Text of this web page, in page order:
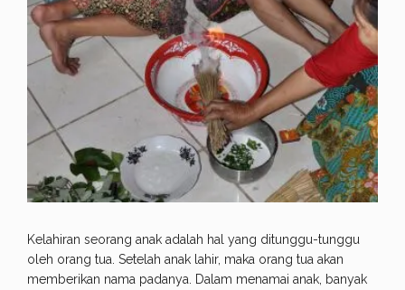
Kelahiran seorang anak adalah hal yang ditunggu-tunggu
oleh orang tua. Setelah anak lahir, maka orang tua akan
memberikan nama padanya. Dalam menamai anak, banyak